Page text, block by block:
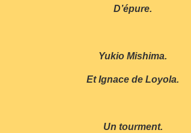
D’épure.
Yukio Mishima.
Et Ignace de Loyola.
Un tourment.